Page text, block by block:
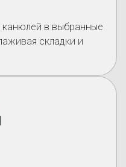
канюлей в выбранные
складки и